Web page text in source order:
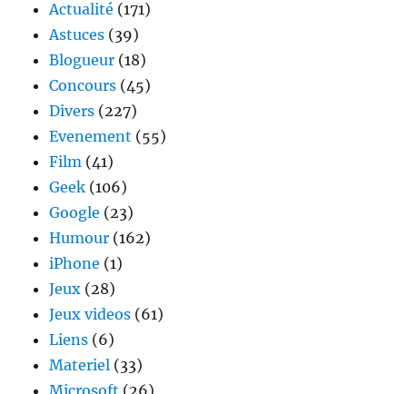
Actualité (171)
Astuces (39)
Blogueur (18)
Concours (45)
Divers (227)
Evenement (55)
Film (41)
Geek (106)
Google (23)
Humour (162)
iPhone (1)
Jeux (28)
Jeux videos (61)
Liens (6)
Materiel (33)
Microsoft (26)